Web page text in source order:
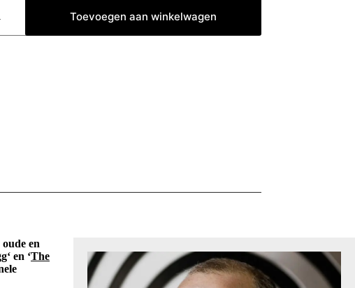
Toevoegen aan winkelwagen
en
‘ en ‘The